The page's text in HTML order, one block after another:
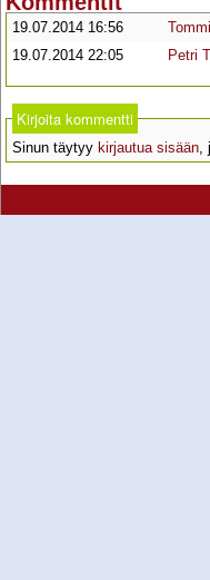
19.07.2014 16:56
19.07.2014 22:05
Petri
Kirjoita kommentti
Sinun täytyy kirjautua sisään,